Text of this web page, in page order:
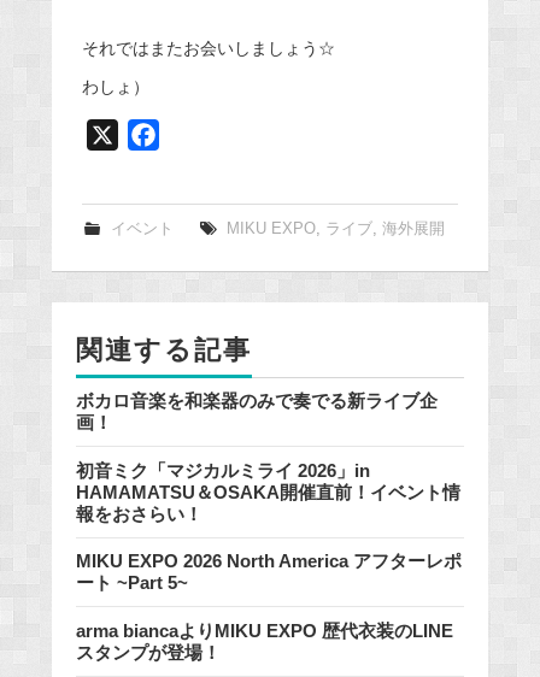
それではまたお会いしましょう☆
わしょ）
e
k
イベント MIKU EXPO, ライブ, 海外展開
関連する記事
ボカロ音楽を和楽器のみで奏でる新ライブ企
画！
初音ミク「マジカルミライ 2026」in
HAMAMATSU＆OSAKA開催直前！イベント情
報をおさらい！
MIKU EXPO 2026 North America アフターレポ
ート ~Part 5~
arma biancaよりMIKU EXPO 歴代衣装のLINE
スタンプが登場！